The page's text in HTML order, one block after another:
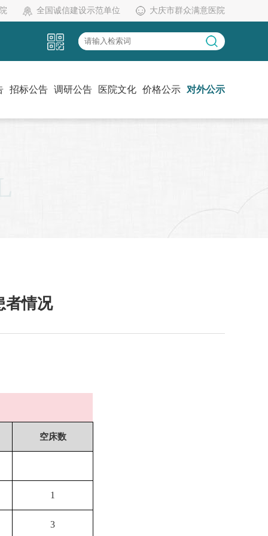
全国诚信建设示范单位 大庆市群众满意医院
招标公告 调研公告 医院文化 价格公示 对外公示
者情况
空床数
1
3